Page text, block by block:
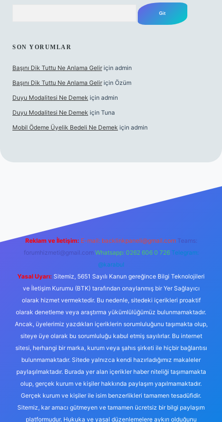
SON YORUMLAR
Başını Dik Tuttu Ne Anlama Gelir için admin
Başını Dik Tuttu Ne Anlama Gelir için Özüm
Duyu Modalitesi Ne Demek için admin
Duyu Modalitesi Ne Demek için Tuna
Mobil Ödeme Üyelik Bedeli Ne Demek için admin
Reklam ve İletişim: E-mail: backlinkpaneli@gmail.com Teams:
forumhizmeti@gmail.com Whatsapp: 0262 606 0 726 Telegram:
@karabul
Yasal Uyarı: Sitemiz, 5651 Sayılı Kanun gereğince Bilgi Teknolojileri
ve İletişim Kurumu (BTK) tarafından onaylanmış bir Yer Sağlayıcı
olarak hizmet vermektedir. Bu nedenle, sitedeki içerikleri proaktif
olarak denetleme veya araştırma yükümlülüğümüz bulunmamaktadır.
Ancak, üyelerimiz yazdıkları içeriklerin sorumluluğunu taşımakta olup,
siteye üye olarak bu sorumluluğu kabul etmiş sayılırlar. Bu internet
sitesi, herhangi bir marka, kurum veya şahıs şirketi ile hiçbir bağlantısı
bulunmamaktadır. Sitede yalnızca kendi hazırladığımız makaleler
paylaşılmaktadır. Burada yer alan içerikler haber niteliği taşımamakta
olup, gerçek kurum ve kişiler hakkında paylaşım yapılmamaktadır.
Gerçek kurum ve kişiler ile isim benzerlikleri tamamen tesadüfidir.
Sitemiz, kar amacı gütmeyen ve tamamen ücretsiz bir bilgi paylaşım
platformudur. Hukuka ve yasal düzenlemelere aykırı olduğunu